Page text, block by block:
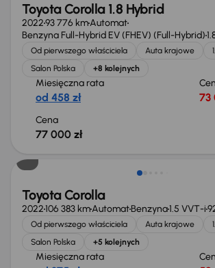
Toyota Corolla 1.8 Hybrid
202293 776 kmAutomat
Benzyna Full-Hybrid EV (FHEV) (Full-Hybrid)
Od pierwszego właściciela Auta krajowe
Salon Polska
+8 kolejnych
Miesięczna rata
od 458 zł 73
Cena
77 000 zł
Toyota Corolla
2022106 383 kmAutomatBenzyna1.5 VVT-i
Od pierwszego właściciela Auta krajowe
Salon Polska
+5 kolejnych
Miesięczna rata